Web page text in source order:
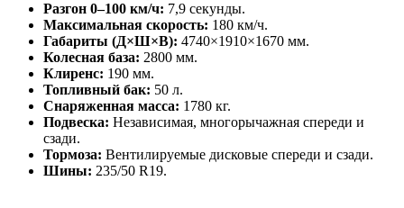
Разгон 0–100 км/ч: 7,9 секунды.
Максимальная скорость: 180 км/ч.
Габариты (Д×Ш×В): 4740×1910×1670 мм.
Колесная база: 2800 мм.
Клиренс: 190 мм.
Топливный бак: 50 л.
Снаряженная масса: 1780 кг.
Подвеска: Независимая, многорычажная спереди и
сзади.
Тормоза: Вентилируемые дисковые спереди и сзади.
Шины: 235/50 R19.